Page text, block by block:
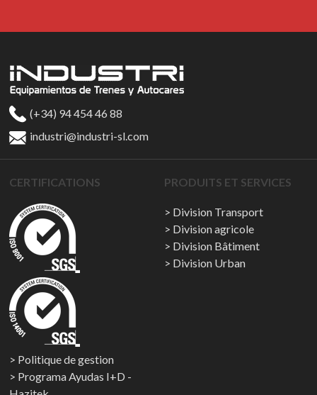
(+34) 94 454 46 88
industri@industri-sl.com
CERTIFICATIONS
Politique de gestion
Programa Ayudas I+D -
PRODUITS ET SERVICES
Division Transport
Division agricole
Division Bâtiment
Division Urban